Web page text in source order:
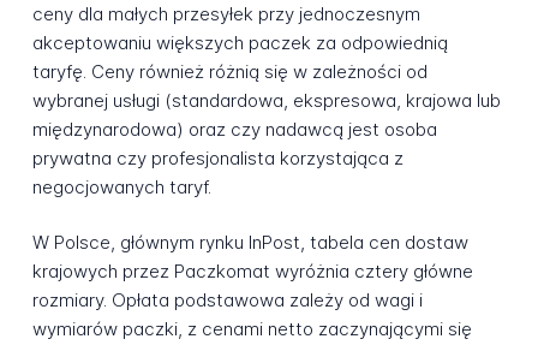
ceny dla małych przesyłek przy jednoczesnym
akceptowaniu większych paczek za odpowiednią
taryfę. Ceny również różnią się w zależności od
wybranej usługi (standardowa, ekspresowa, krajowa lub
międzynarodowa) oraz czy nadawcą jest osoba
prywatna czy profesjonalista korzystająca z
negocjowanych taryf.
W Polsce, głównym rynku InPost, tabela cen dostaw
krajowych przez Paczkomat wyróżnia cztery główne
rozmiary. Opłata podstawowa zależy od wagi i
wymiarów paczki, z cenami netto zaczynającymi się